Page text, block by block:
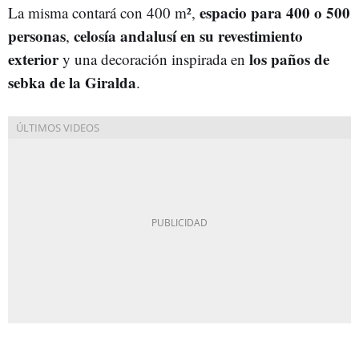
La misma contará con 400 m², espacio para 400 o 500
personas, celosía andalusí en su revestimiento
exteriory una decoración inspirada en los paños de
sebka de la Giralda.